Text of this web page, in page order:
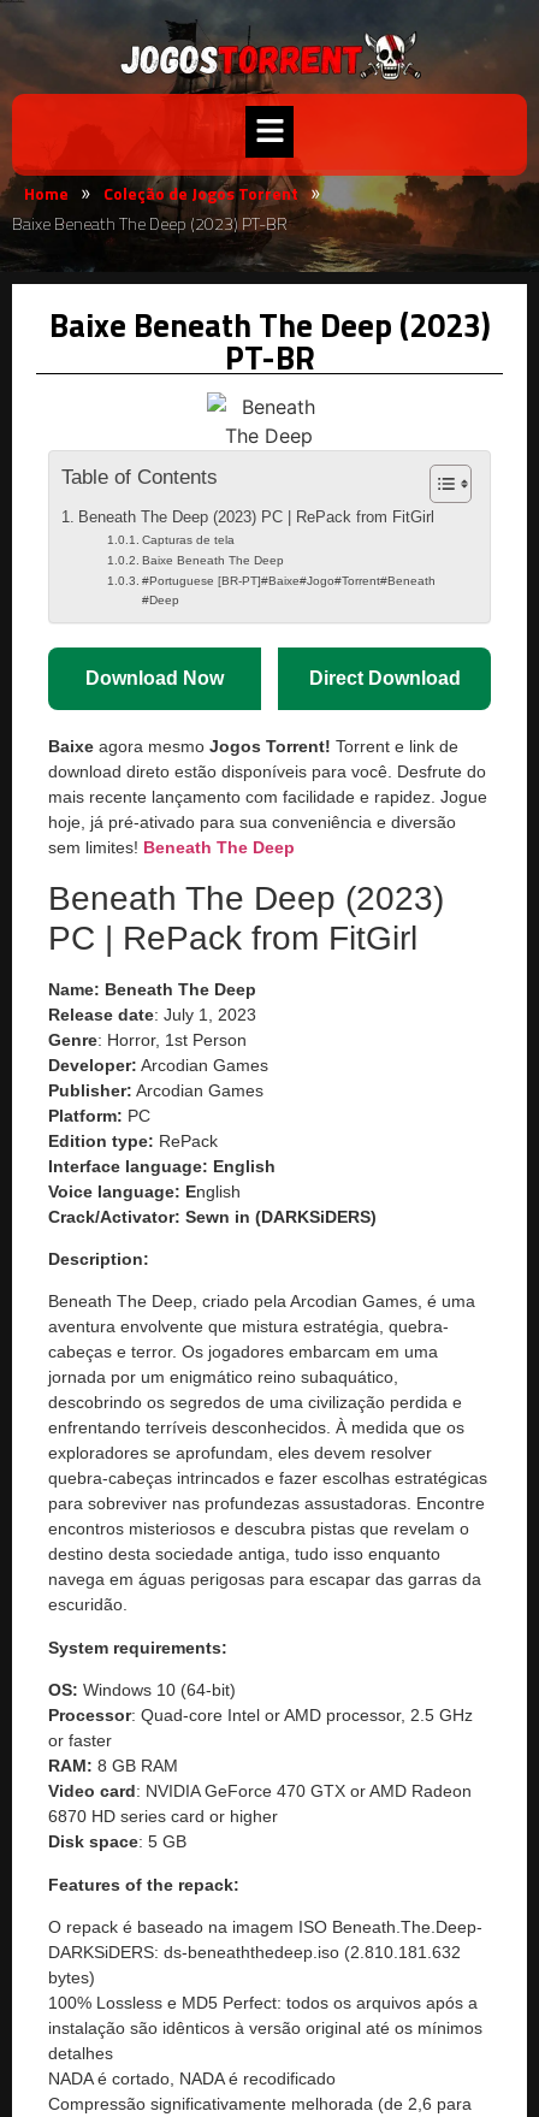
Home » Coleção de Jogos Torrent »
Baixe Beneath The Deep (2023) PT-BR
Baixe Beneath The Deep (2023)
PT-BR
Table of Contents
Beneath The Deep (2023) PC | RePack from FitGirl
Capturas de tela
Baixe Beneath The Deep
#Portuguese [BR-PT]#Baixe#Jogo#Torrent#Beneath
#Deep
Download Now Direct Download
Baixe agora mesmo Jogos Torrent! Torrent e link de
download direto estão disponíveis para você. Desfrute do
mais recente lançamento com facilidade e rapidez. Jogue
hoje, já pré-ativado para sua conveniência e diversão
sem limites! Beneath The Deep
Beneath The Deep (2023)
PC | RePack from FitGirl
Name: Beneath The Deep
Release date: July 1, 2023
Genre: Horror, 1st Person
Developer: Arcodian Games
Publisher: Arcodian Games
Platform: PC
Edition type: RePack
Interface language: English
Voice language: English
Crack/Activator: Sewn in (DARKSiDERS)
Description:
Beneath The Deep, criado pela Arcodian Games, é uma
aventura envolvente que mistura estratégia, quebra-
cabeças e terror. Os jogadores embarcam em uma
jornada por um enigmático reino subaquático,
descobrindo os segredos de uma civilização perdida e
enfrentando terríveis desconhecidos. À medida que os
exploradores se aprofundam, eles devem resolver
quebra-cabeças intrincados e fazer escolhas estratégicas
para sobreviver nas profundezas assustadoras. Encontre
encontros misteriosos e descubra pistas que revelam o
destino desta sociedade antiga, tudo isso enquanto
navega em águas perigosas para escapar das garras da
escuridão.
System requirements:
OS: Windows 10 (64-bit)
Processor: Quad-core Intel or AMD processor, 2.5 GHz
or faster
RAM: 8 GB RAM
Video card: NVIDIA GeForce 470 GTX or AMD Radeon
6870 HD series card or higher
Disk space: 5 GB
Features of the repack:
O repack é baseado na imagem ISO Beneath.The.Deep-
DARKSiDERS: ds-beneaththedeep.iso (2.810.181.632
bytes)
100% Lossless e MD5 Perfect: todos os arquivos após a
instalação são idênticos à versão original até os mínimos
detalhes
NADA é cortado, NADA é recodificado
Compressão significativamente melhorada (de 2,6 para